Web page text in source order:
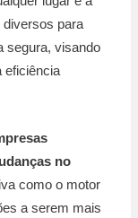
diversos para
segura, visando
eficiência
no
como o motor
a serem mais